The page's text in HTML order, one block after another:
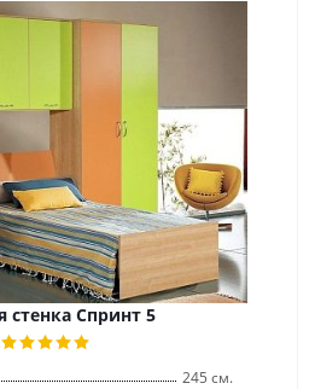
стенка Спринт 5
245 см.